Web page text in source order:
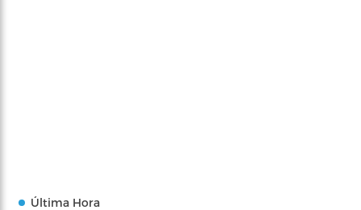
Última Hora